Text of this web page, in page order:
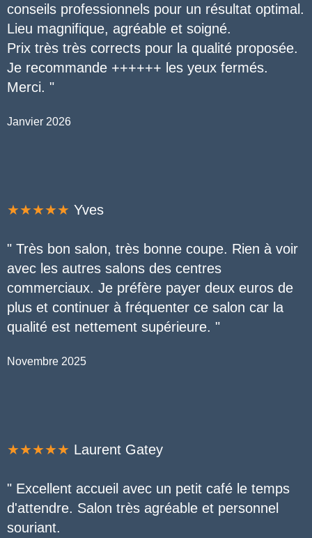
conseils professionnels pour un résultat optimal.
Lieu magnifique, agréable et soigné.
Prix très très corrects pour la qualité proposée.
Je recommande ++++++ les yeux fermés.
Merci. "
Janvier 2026
★★★★★ Yves
" Très bon salon, très bonne coupe. Rien à voir
avec les autres salons des centres
commerciaux. Je préfère payer deux euros de
plus et continuer à fréquenter ce salon car la
qualité est nettement supérieure. "
Novembre 2025
★★★★★ Laurent Gatey
" Excellent accueil avec un petit café le temps
d'attendre. Salon très agréable et personnel
souriant.